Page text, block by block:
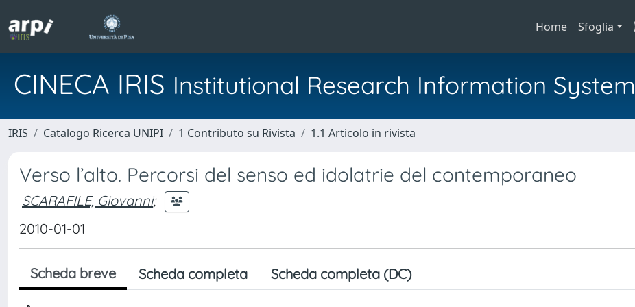
Home Sfoglia
CINECA IRIS Institutional Research Information System
IRIS Catalogo Ricerca UNIPI 1 Contributo su Rivista 1.1 Articolo in rivista
Verso l’alto. Percorsi del senso ed idolatrie del contemporaneo
SCARAFILE, Giovanni;
2010-01-01
Scheda breve Scheda completa Scheda completa (DC)